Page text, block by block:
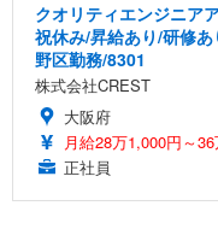
クオリティエンジニア
祝休み/昇給あり/研修
野区勤務/8301
株式会社CREST
大阪府
月給28万1,000円～
正社員